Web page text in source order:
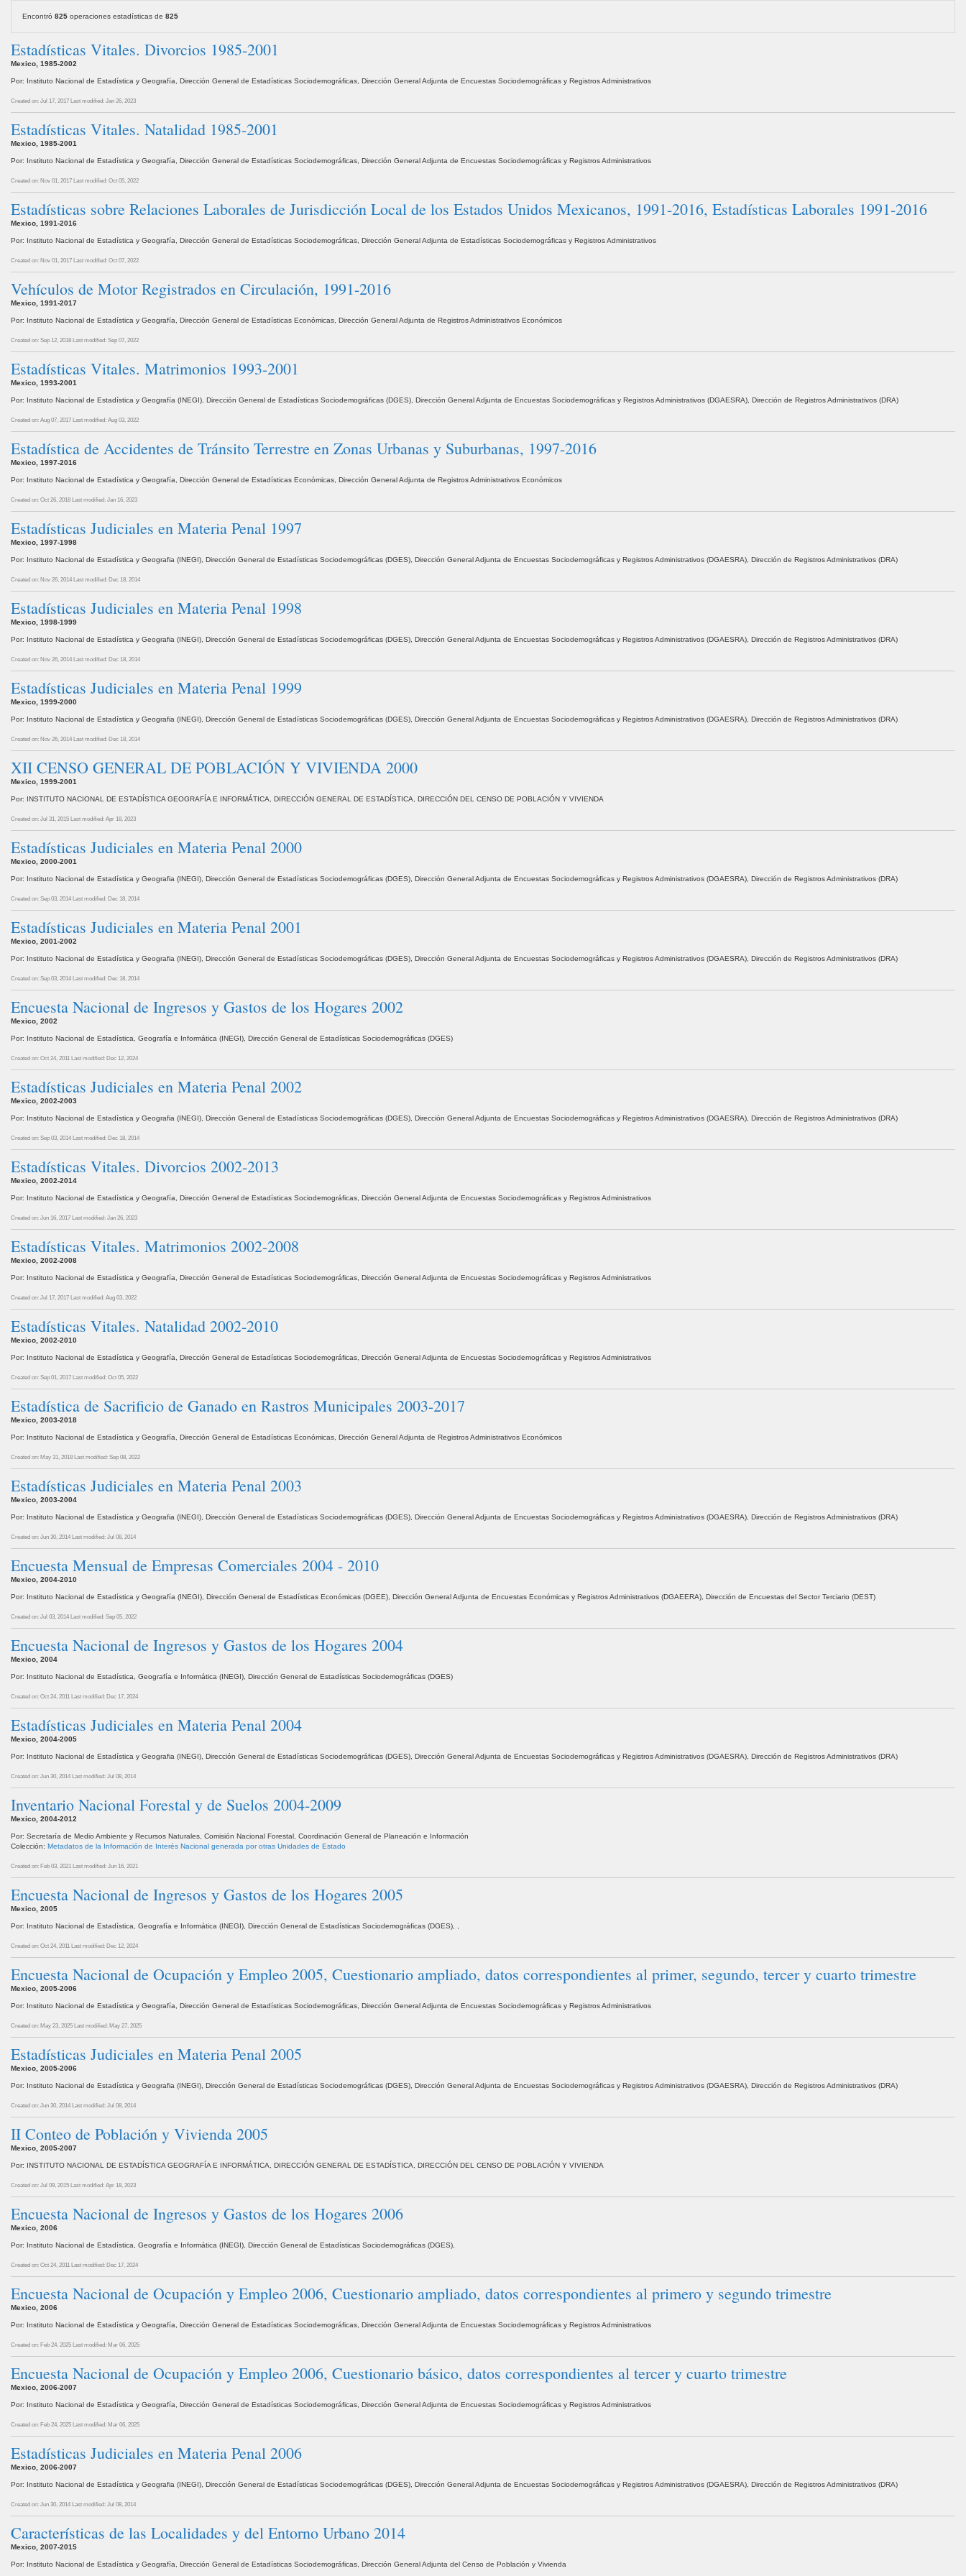
Encontró 825 operaciones estadísticas de 825
Estadísticas Vitales. Divorcios 1985-2001
Mexico, 1985-2002
Por: Instituto Nacional de Estadística y Geografía, Dirección General de Estadísticas Sociodemográficas, Dirección General Adjunta de Encuestas Sociodemográficas y Registros Administrativos
Created on: Jul 17, 2017 Last modified: Jan 26, 2023
Estadísticas Vitales. Natalidad 1985-2001
Mexico, 1985-2001
Por: Instituto Nacional de Estadística y Geografía, Dirección General de Estadísticas Sociodemográficas, Dirección General Adjunta de Encuestas Sociodemográficas y Registros Administrativos
Created on: Nov 01, 2017 Last modified: Oct 05, 2022
Estadísticas sobre Relaciones Laborales de Jurisdicción Local de los Estados Unidos Mexicanos, 1991-2016, Estadísticas Laborales 1991-2016
Mexico, 1991-2016
Por: Instituto Nacional de Estadística y Geografía, Dirección General de Estadísticas Sociodemográficas, Dirección General Adjunta de Estadísticas Sociodemográficas y Registros Administrativos
Created on: Nov 01, 2017 Last modified: Oct 07, 2022
Vehículos de Motor Registrados en Circulación, 1991-2016
Mexico, 1991-2017
Por: Instituto Nacional de Estadística y Geografía, Dirección General de Estadísticas Económicas, Dirección General Adjunta de Registros Administrativos Económicos
Created on: Sep 12, 2018 Last modified: Sep 07, 2022
Estadísticas Vitales. Matrimonios 1993-2001
Mexico, 1993-2001
Por: Instituto Nacional de Estadística y Geografía (INEGI), Dirección General de Estadísticas Sociodemográficas (DGES), Dirección General Adjunta de Encuestas Sociodemográficas y Registros Administrativos (DGAESRA), Dirección de Registros Administrativos (DRA)
Created on: Aug 07, 2017 Last modified: Aug 03, 2022
Estadística de Accidentes de Tránsito Terrestre en Zonas Urbanas y Suburbanas, 1997-2016
Mexico, 1997-2016
Por: Instituto Nacional de Estadística y Geografía, Dirección General de Estadísticas Económicas, Dirección General Adjunta de Registros Administrativos Económicos
Created on: Oct 26, 2018 Last modified: Jan 16, 2023
Estadísticas Judiciales en Materia Penal 1997
Mexico, 1997-1998
Por: Instituto Nacional de Estadística y Geografia (INEGI), Dirección General de Estadísticas Sociodemográficas (DGES), Dirección General Adjunta de Encuestas Sociodemográficas y Registros Administrativos (DGAESRA), Dirección de Registros Administrativos (DRA)
Created on: Nov 26, 2014 Last modified: Dec 18, 2014
Estadísticas Judiciales en Materia Penal 1998
Mexico, 1998-1999
Por: Instituto Nacional de Estadística y Geografia (INEGI), Dirección General de Estadísticas Sociodemográficas (DGES), Dirección General Adjunta de Encuestas Sociodemográficas y Registros Administrativos (DGAESRA), Dirección de Registros Administrativos (DRA)
Created on: Nov 26, 2014 Last modified: Dec 18, 2014
Estadísticas Judiciales en Materia Penal 1999
Mexico, 1999-2000
Por: Instituto Nacional de Estadística y Geografia (INEGI), Dirección General de Estadísticas Sociodemográficas (DGES), Dirección General Adjunta de Encuestas Sociodemográficas y Registros Administrativos (DGAESRA), Dirección de Registros Administrativos (DRA)
Created on: Nov 26, 2014 Last modified: Dec 18, 2014
XII CENSO GENERAL DE POBLACIÓN Y VIVIENDA 2000
Mexico, 1999-2001
Por: INSTITUTO NACIONAL DE ESTADÍSTICA GEOGRAFÍA E INFORMÁTICA, DIRECCIÓN GENERAL DE ESTADÍSTICA, DIRECCIÓN DEL CENSO DE POBLACIÓN Y VIVIENDA
Created on: Jul 31, 2015 Last modified: Apr 18, 2023
Estadísticas Judiciales en Materia Penal 2000
Mexico, 2000-2001
Por: Instituto Nacional de Estadística y Geografia (INEGI), Dirección General de Estadísticas Sociodemográficas (DGES), Dirección General Adjunta de Encuestas Sociodemográficas y Registros Administrativos (DGAESRA), Dirección de Registros Administrativos (DRA)
Created on: Sep 03, 2014 Last modified: Dec 18, 2014
Estadísticas Judiciales en Materia Penal 2001
Mexico, 2001-2002
Por: Instituto Nacional de Estadística y Geografia (INEGI), Dirección General de Estadísticas Sociodemográficas (DGES), Dirección General Adjunta de Encuestas Sociodemográficas y Registros Administrativos (DGAESRA), Dirección de Registros Administrativos (DRA)
Created on: Sep 03, 2014 Last modified: Dec 18, 2014
Encuesta Nacional de Ingresos y Gastos de los Hogares 2002
Mexico, 2002
Por: Instituto Nacional de Estadística, Geografía e Informática (INEGI), Dirección General de Estadísticas Sociodemográficas (DGES)
Created on: Oct 24, 2011 Last modified: Dec 12, 2024
Estadísticas Judiciales en Materia Penal 2002
Mexico, 2002-2003
Por: Instituto Nacional de Estadística y Geografia (INEGI), Dirección General de Estadísticas Sociodemográficas (DGES), Dirección General Adjunta de Encuestas Sociodemográficas y Registros Administrativos (DGAESRA), Dirección de Registros Administrativos (DRA)
Created on: Sep 03, 2014 Last modified: Dec 18, 2014
Estadísticas Vitales. Divorcios 2002-2013
Mexico, 2002-2014
Por: Instituto Nacional de Estadística y Geografía, Dirección General de Estadísticas Sociodemográficas, Dirección General Adjunta de Encuestas Sociodemográficas y Registros Administrativos
Created on: Jun 16, 2017 Last modified: Jan 26, 2023
Estadísticas Vitales. Matrimonios 2002-2008
Mexico, 2002-2008
Por: Instituto Nacional de Estadística y Geografía, Dirección General de Estadísticas Sociodemográficas, Dirección General Adjunta de Encuestas Sociodemográficas y Registros Administrativos
Created on: Jul 17, 2017 Last modified: Aug 03, 2022
Estadísticas Vitales. Natalidad 2002-2010
Mexico, 2002-2010
Por: Instituto Nacional de Estadística y Geografía, Dirección General de Estadísticas Sociodemográficas, Dirección General Adjunta de Encuestas Sociodemográficas y Registros Administrativos
Created on: Sep 01, 2017 Last modified: Oct 05, 2022
Estadística de Sacrificio de Ganado en Rastros Municipales 2003-2017
Mexico, 2003-2018
Por: Instituto Nacional de Estadística y Geografía, Dirección General de Estadísticas Económicas, Dirección General Adjunta de Registros Administrativos Económicos
Created on: May 31, 2018 Last modified: Sep 08, 2022
Estadísticas Judiciales en Materia Penal 2003
Mexico, 2003-2004
Por: Instituto Nacional de Estadística y Geografia (INEGI), Dirección General de Estadísticas Sociodemográficas (DGES), Dirección General Adjunta de Encuestas Sociodemográficas y Registros Administrativos (DGAESRA), Dirección de Registros Administrativos (DRA)
Created on: Jun 30, 2014 Last modified: Jul 08, 2014
Encuesta Mensual de Empresas Comerciales 2004 - 2010
Mexico, 2004-2010
Por: Instituto Nacional de Estadística y Geografía (INEGI), Dirección General de Estadísticas Económicas (DGEE), Dirección General Adjunta de Encuestas Económicas y Registros Administrativos (DGAEERA), Dirección de Encuestas del Sector Terciario (DEST)
Created on: Jul 03, 2014 Last modified: Sep 05, 2022
Encuesta Nacional de Ingresos y Gastos de los Hogares 2004
Mexico, 2004
Por: Instituto Nacional de Estadística, Geografía e Informática (INEGI), Dirección General de Estadísticas Sociodemográficas (DGES)
Created on: Oct 24, 2011 Last modified: Dec 17, 2024
Estadísticas Judiciales en Materia Penal 2004
Mexico, 2004-2005
Por: Instituto Nacional de Estadística y Geografia (INEGI), Dirección General de Estadísticas Sociodemográficas (DGES), Dirección General Adjunta de Encuestas Sociodemográficas y Registros Administrativos (DGAESRA), Dirección de Registros Administrativos (DRA)
Created on: Jun 30, 2014 Last modified: Jul 08, 2014
Inventario Nacional Forestal y de Suelos 2004-2009
Mexico, 2004-2012
Por: Secretaría de Medio Ambiente y Recursos Naturales, Comisión Nacional Forestal, Coordinación General de Planeación e Información
Colección: Metadatos de la Información de Interés Nacional generada por otras Unidades de Estado
Created on: Feb 03, 2021 Last modified: Jun 16, 2021
Encuesta Nacional de Ingresos y Gastos de los Hogares 2005
Mexico, 2005
Por: Instituto Nacional de Estadística, Geografía e Informática (INEGI), Dirección General de Estadísticas Sociodemográficas (DGES), ,
Created on: Oct 24, 2011 Last modified: Dec 12, 2024
Encuesta Nacional de Ocupación y Empleo 2005, Cuestionario ampliado, datos correspondientes al primer, segundo, tercer y cuarto trimestre
Mexico, 2005-2006
Por: Instituto Nacional de Estadística y Geografía, Dirección General de Estadísticas Sociodemográficas, Dirección General Adjunta de Encuestas Sociodemográficas y Registros Administrativos
Created on: May 23, 2025 Last modified: May 27, 2025
Estadísticas Judiciales en Materia Penal 2005
Mexico, 2005-2006
Por: Instituto Nacional de Estadística y Geografia (INEGI), Dirección General de Estadísticas Sociodemográficas (DGES), Dirección General Adjunta de Encuestas Sociodemográficas y Registros Administrativos (DGAESRA), Dirección de Registros Administrativos (DRA)
Created on: Jun 30, 2014 Last modified: Jul 08, 2014
II Conteo de Población y Vivienda 2005
Mexico, 2005-2007
Por: INSTITUTO NACIONAL DE ESTADÍSTICA GEOGRAFÍA E INFORMÁTICA, DIRECCIÓN GENERAL DE ESTADÍSTICA, DIRECCIÓN DEL CENSO DE POBLACIÓN Y VIVIENDA
Created on: Jul 09, 2015 Last modified: Apr 18, 2023
Encuesta Nacional de Ingresos y Gastos de los Hogares 2006
Mexico, 2006
Por: Instituto Nacional de Estadística, Geografía e Informática (INEGI), Dirección General de Estadísticas Sociodemográficas (DGES),
Created on: Oct 24, 2011 Last modified: Dec 17, 2024
Encuesta Nacional de Ocupación y Empleo 2006, Cuestionario ampliado, datos correspondientes al primero y segundo trimestre
Mexico, 2006
Por: Instituto Nacional de Estadística y Geografía, Dirección General de Estadísticas Sociodemográficas, Dirección General Adjunta de Encuestas Sociodemográficas y Registros Administrativos
Created on: Feb 24, 2025 Last modified: Mar 06, 2025
Encuesta Nacional de Ocupación y Empleo 2006, Cuestionario básico, datos correspondientes al tercer y cuarto trimestre
Mexico, 2006-2007
Por: Instituto Nacional de Estadística y Geografía, Dirección General de Estadísticas Sociodemográficas, Dirección General Adjunta de Encuestas Sociodemográficas y Registros Administrativos
Created on: Feb 24, 2025 Last modified: Mar 06, 2025
Estadísticas Judiciales en Materia Penal 2006
Mexico, 2006-2007
Por: Instituto Nacional de Estadística y Geografia (INEGI), Dirección General de Estadísticas Sociodemográficas (DGES), Dirección General Adjunta de Encuestas Sociodemográficas y Registros Administrativos (DGAESRA), Dirección de Registros Administrativos (DRA)
Created on: Jun 30, 2014 Last modified: Jul 08, 2014
Características de las Localidades y del Entorno Urbano 2014
Mexico, 2007-2015
Por: Instituto Nacional de Estadística y Geografía, Dirección General de Estadísticas Sociodemográficas, Dirección General Adjunta del Censo de Población y Vivienda